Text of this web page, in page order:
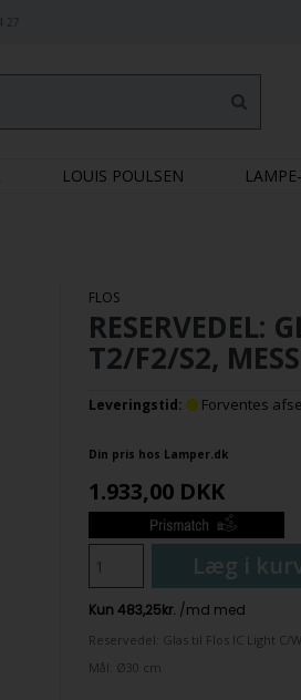
27
LOUIS POULSEN
FLOS
RESERVEDEL:
T2/F2/S2,
Leveringstid: Forventes
Din pris hos Lamper.dk
1.933,00 DKK
Læg i
Reservedel: Glas til Flos IC Light C/
Mål: Ø30 cm